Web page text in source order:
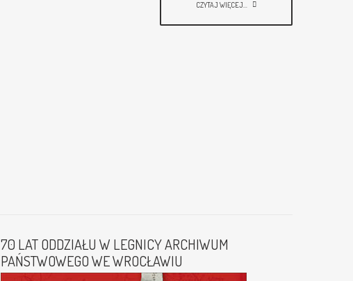
CZYTAJ WIĘCEJ...
70 LAT ODDZIAŁU W LEGNICY ARCHIWUM
PAŃSTWOWEGO WE WROCŁAWIU